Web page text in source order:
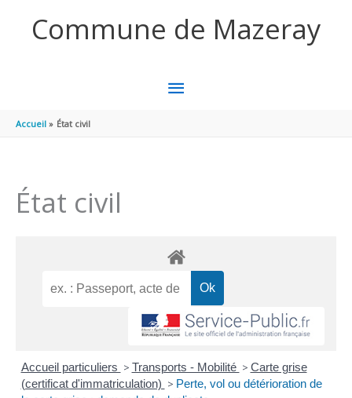
Commune de Mazeray
MENU
Accueil État civil
État civil
Accueil particuliers > Transports - Mobilité > Carte grise
(certificat d'immatriculation) > Perte, vol ou détérioration de